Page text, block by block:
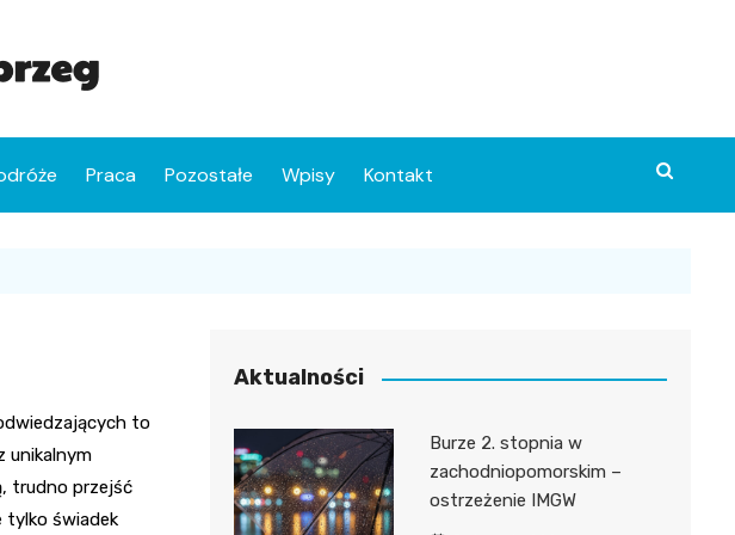
miejski
Muzeum Oręża Polskiego
Museum – Maszoperia
Oceanarium
Pałac rodziny
św. Jana
Jezioro Resko
rybacki i przystań
Praca Pozostałe Wpisy Kontakt
to
unikalnym
trudno przejść
tylko świadek
Aktualności
Burze 2. stopnia w
zachodniopomorskim –
ostrzeżenie IMGW